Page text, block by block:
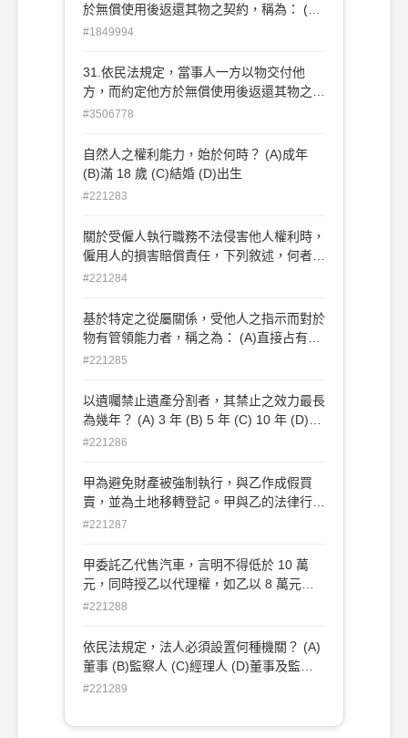
於無償使用後返還其物之契約，稱為： (A)
寄託契約 (B)租賃契約 (C)使用借貸契約
#1849994
31.依民法規定，當事人一方以物交付他
方，而約定他方於無償使用後返還其物之契
約，稱為下列何者？ (A)租賃契約 (B)互易
#3506778
自然人之權利能力，始於何時？ (A)成年
(B)滿 18 歲 (C)結婚 (D)出生
#221283
關於受僱人執行職務不法侵害他人權利時，
僱用人的損害賠償責任，下列敘述，何者錯
誤？ (A)所謂受僱人，不限於僱傭契約所稱
以機會之行為 (C)僱用人與受僱人間之契約
是否有效成立，在所不問 (D)所謂執行職
#221284
基於特定之從屬關係，受他人之指示而對於
物有管領能力者，稱之為： (A)直接占有人
(B)間接占有人 (C)占有輔助人 (D)他主占有
#221285
以遺囑禁止遺產分割者，其禁止之效力最長
為幾年？ (A) 3 年 (B) 5 年 (C) 10 年 (D)
15 年
#221286
甲為避免財產被強制執行，與乙作成假買
賣，並為土地移轉登記。甲與乙的法律行為
之效力，下列何者正確？ (A)債權行為效力
權行為均得撤銷 (D)債權行為及物權行為均
無效
#221287
甲委託乙代售汽車，言明不得低於 10 萬
元，同時授乙以代理權，如乙以 8 萬元售
出，該行為效力為何？ (A)有效 (B)無效 (C)
#221288
依民法規定，法人必須設置何種機關？ (A)
董事 (B)監察人 (C)經理人 (D)董事及監察
人
#221289